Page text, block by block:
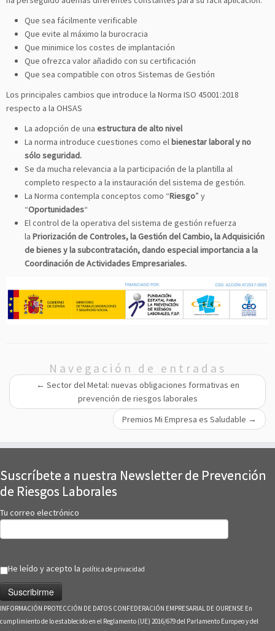
Que sea fácilmente verificable
Que evite al máximo la burocracia
Que minimice los costes de implantación
Que ofrezca valor añadido con su certificación
Que sea compatible con otros Sistemas de Gestión
Los principales cambios que introduce la Norma ISO 45001:2018
respecto a la OHSAS
La adopción de una estructura de alto nivel
La norma introduce cuestiones como el bienestar laboral y no
sólo seguridad.
Se da mucha relevancia a la participación de la plantilla al
completo respecto a la instauración del sistema de gestión.
La Norma contempla conceptos como “Riesgo” y
“Oportunidades“
El control de la operativa del sistema de gestión refuerza
la Priorización de Controles, la Gestión del Cambio, la Adquisición
de bienes y la subcontratación, dando especial importancia a la
Coordinación de Actividades Empresariales.
Navegación de entradas
← Sector del Metal: nuevas obligaciones formativas en
prevención de riesgos laborales
Premios Mi Empresa es Saludable →
Suscríbete a nuestra Newsletter de Prevención
de Riesgos Laborales
Tu correo electrónico
He leído y acepto la política de privacidad
INFORMACIÓN PROTECCIÓN DE DATOS CONFEDERACIÓN EMPRESARIAL DE OURENSE En
cumplimiento de lo establecido en el Reglamento (UE) 2016/679 del Parlamento Europeo y del